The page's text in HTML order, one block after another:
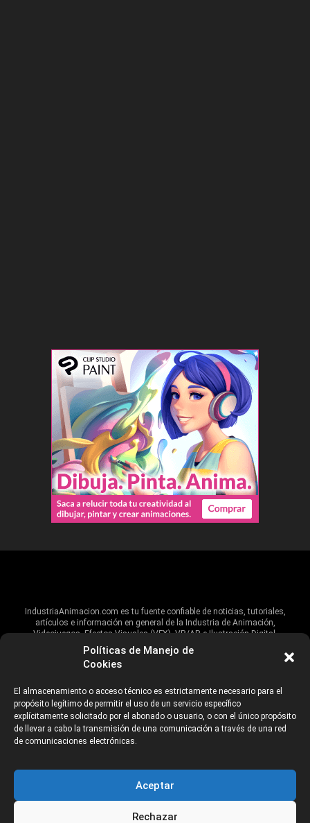
Políticas de Manejo de
Cookies
El almacenamiento o acceso técnico es estrictamente necesario para el
propósito legítimo de permitir el uso de un servicio específico
explícitamente solicitado por el abonado o usuario, o con el único propósito
de llevar a cabo la transmisión de una comunicación a través de una red
de comunicaciones electrónicas.
Aceptar
Rechazar
IndustriaAnimacion.com es tu fuente confiable de noticias, tutoriales,
artículos e información en general de la Industria de Animación,
Videojuegos, Efectos Visuales (VFX), VR/AR e Ilustración Digital.
Hablamos de estas industrias y su alcance global, pero damos un énfasis
especial al talento, estudios, escuelas, eventos y organizaciones que
ANUNCIANTES AVISO DE PRIVACIDAD
©2026 Industria Networks